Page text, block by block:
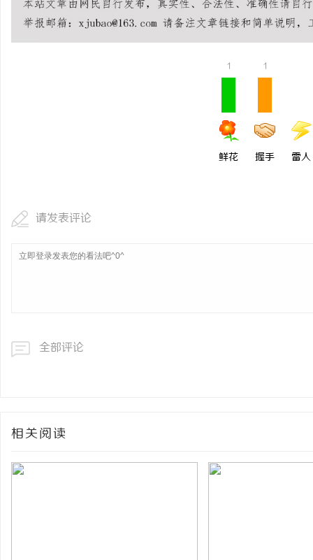
1
鲜花
1
握手 雷人
请发表评论
全部评论
相关阅读